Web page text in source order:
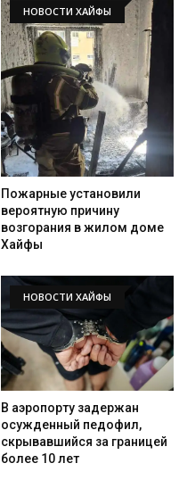
НОВОСТИ ХАЙФЫ
Пожарные установили
вероятную причину
возгорания в жилом доме
Хайфы
НОВОСТИ ХАЙФЫ
В аэропорту задержан
осужденный педофил,
скрывавшийся за границей
более 10 лет